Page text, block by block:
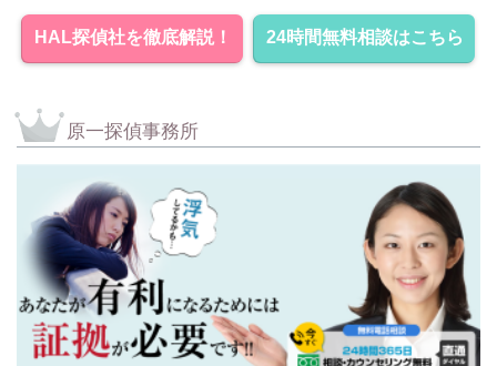
HAL探偵社を徹底解説！ 24時間無料相談はこちら
原一探偵事務所